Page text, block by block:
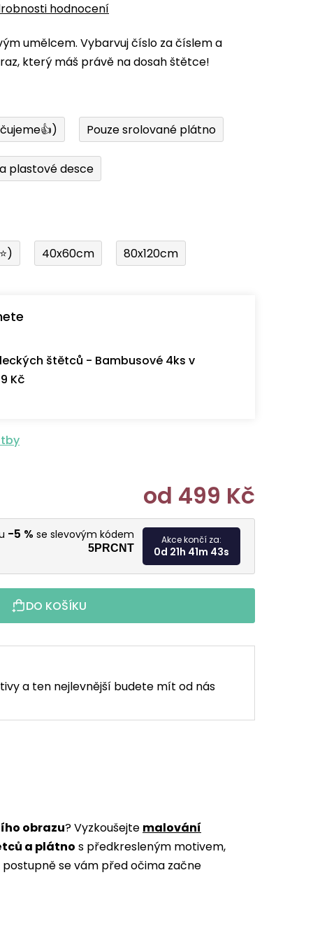
hodnocení
umělcem. Vybarvuj číslo za číslem a
který máš právě na dosah štětce!
Pouze srolované plátno
plastové desce
40x60cm 80x120cm
štětců - Bambusové 4ks v
Kč
od 499 Kč
Měrná
-5 % se slevovým kódem
5PRCNT
Akce končí za:
0d 21h 41m 43s
DO KOŠÍKU
a ten nejlevnější budete mít od nás
obrazu? Vyzkoušejte malování
a plátno s předkresleným motivem,
se vám před očima začne